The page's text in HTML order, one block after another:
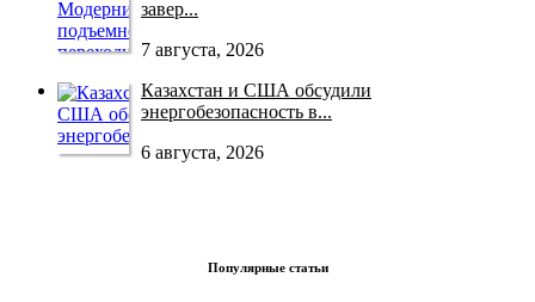
завер...
7 августа, 2026
Казахстан и США обсудили
энергобезопасность в...
6 августа, 2026
Популярные статьи